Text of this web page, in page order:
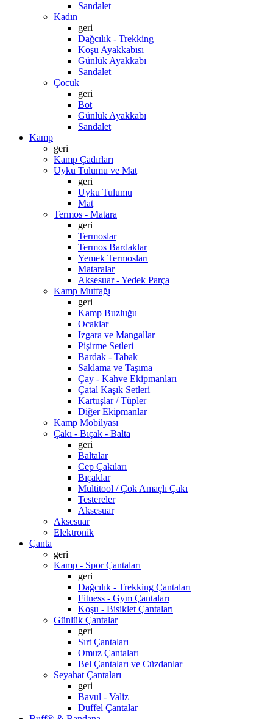
Sandalet
Kadın
geri
Dağcılık - Trekking
Koşu Ayakkabısı
Günlük Ayakkabı
Sandalet
Çocuk
geri
Bot
Günlük Ayakkabı
Sandalet
Kamp
geri
Kamp Çadırları
Uyku Tulumu ve Mat
geri
Uyku Tulumu
Mat
Termos - Matara
geri
Termoslar
Termos Bardaklar
Yemek Termosları
Mataralar
Aksesuar - Yedek Parça
Kamp Mutfağı
geri
Kamp Buzluğu
Ocaklar
Izgara ve Mangallar
Pişirme Setleri
Bardak - Tabak
Saklama ve Taşıma
Çay - Kahve Ekipmanları
Çatal Kaşık Setleri
Kartuşlar / Tüpler
Diğer Ekipmanlar
Kamp Mobilyası
Çakı - Bıçak - Balta
geri
Baltalar
Cep Çakıları
Bıçaklar
Multitool / Çok Amaçlı Çakı
Testereler
Aksesuar
Aksesuar
Elektronik
Çanta
geri
Kamp - Spor Çantaları
geri
Dağcılık - Trekking Çantaları
Fitness - Gym Çantaları
Koşu - Bisiklet Çantaları
Günlük Çantalar
geri
Sırt Çantaları
Omuz Çantaları
Bel Çantaları ve Cüzdanlar
Seyahat Çantaları
geri
Bavul - Valiz
Duffel Çantalar